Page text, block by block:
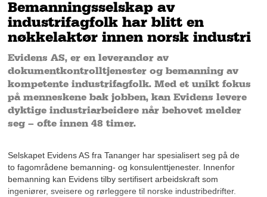
Bemanningsselskap av
industrifagfolk har blitt en
nøkkelaktør innen norsk industri
Evidens AS, er en leverandør av
dokumentkontrolltjenester og bemanning av
kompetente industrifagfolk. Med et unikt fokus
på menneskene bak jobben, kan Evidens levere
dyktige industriarbeidere når behovet melder
seg – ofte innen 48 timer.
Selskapet Evidens AS fra Tananger har spesialisert seg på de
to fagområdene bemanning- og konsulenttjenester. Innenfor
bemanning kan Evidens tilby sertifisert arbeidskraft som
ingeniører, sveisere og rørleggere til norske industribedrifter.